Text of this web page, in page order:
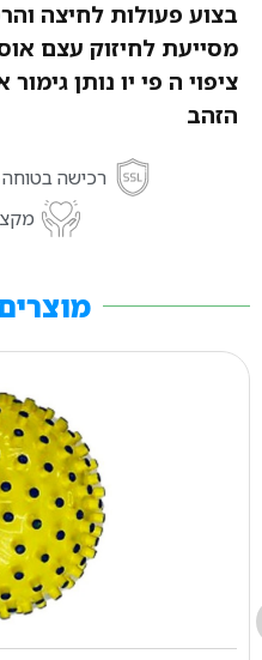
בצוע פעולות לחיצה
מסייעת לחיזוק עצם
ציפוי ה פי יו נותן
הזהב
רכישה בטוחה